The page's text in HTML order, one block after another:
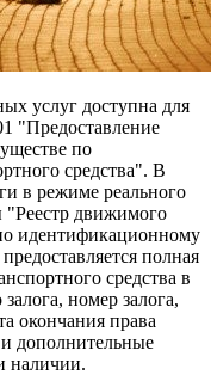
услуг доступна для
"Предоставление
по
средства". В
в режиме реального
движимого
идентификационному
полная
средства в
номер залога,
окончания права
дополнительные
наличии.